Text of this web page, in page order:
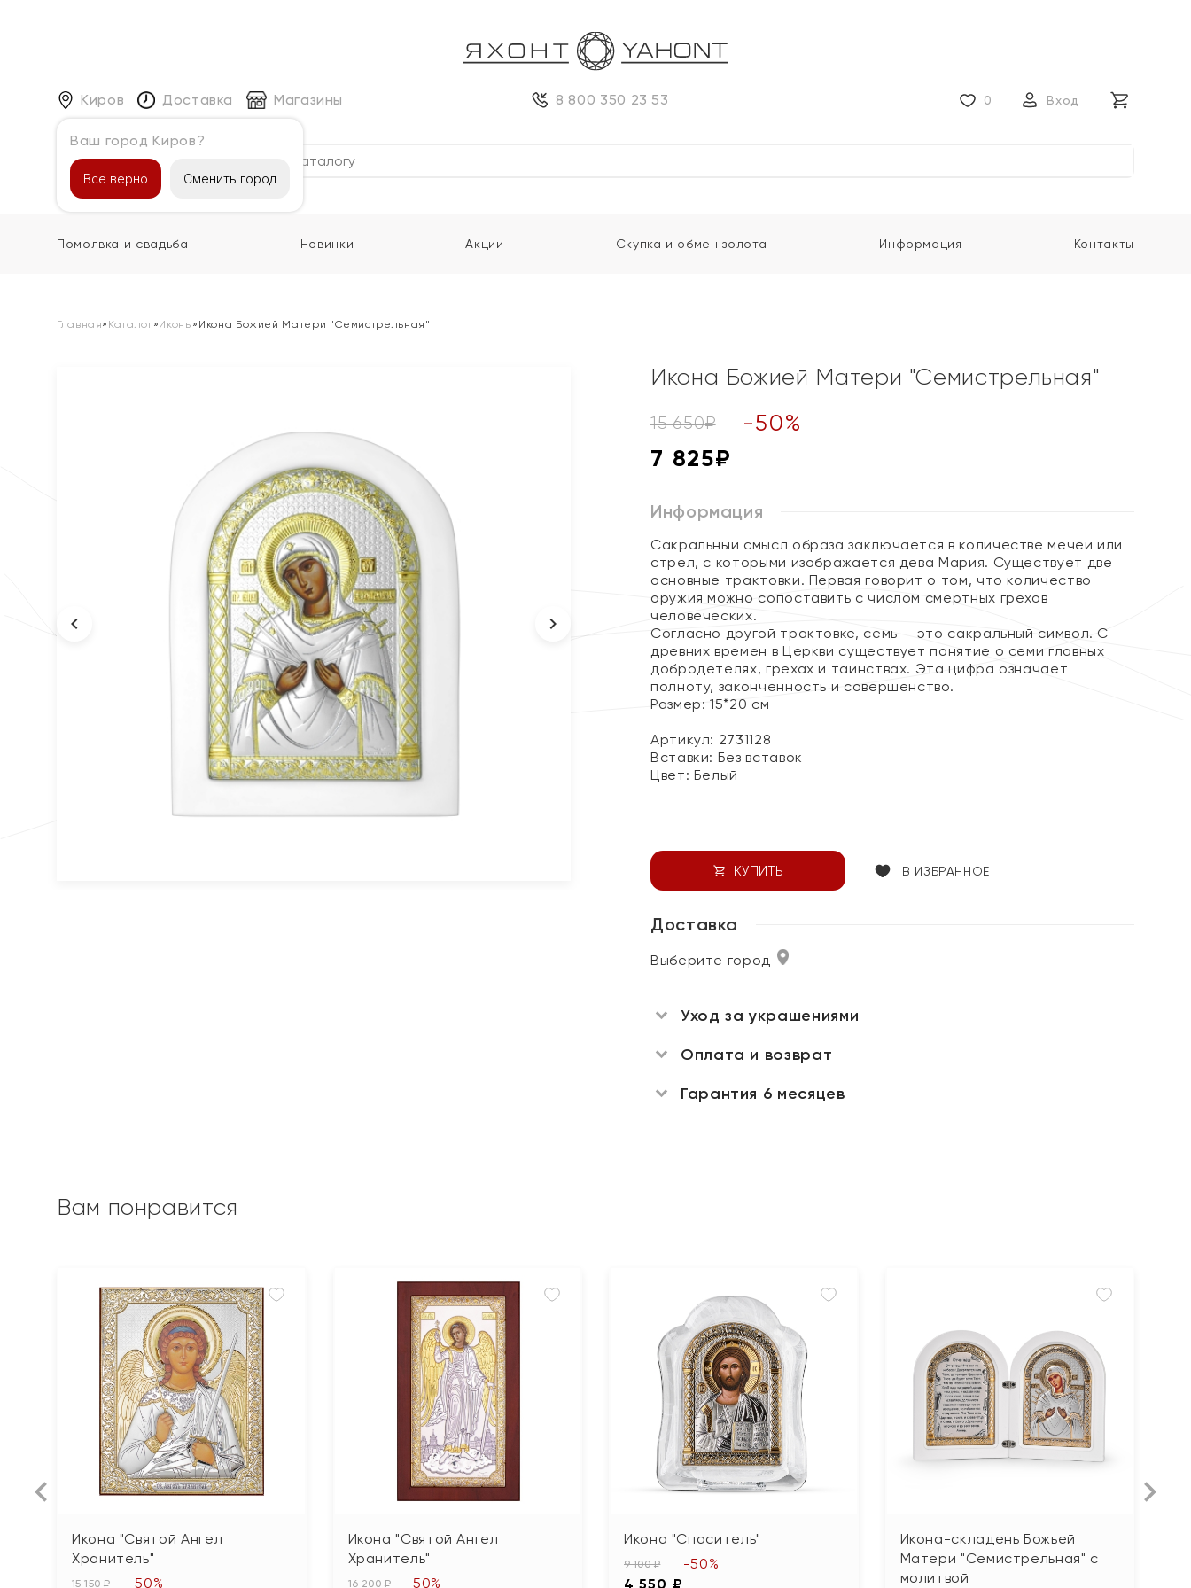
Киров
Ваш город Киров?
Все верно Сменить город
Доставка Магазины 8 800 350 23 53 0 Вход
Каталог
Помолвка и свадьба Новинки Акции Скупка и обмен золота Информация Контакты
Главная» Каталог»Иконы» Икона Божией Матери "Семистрельная"
Икона Божией Матери "Семистрельная"
15 650₽ -50%
7 825₽
Информация
Сакральный смысл образа заключается в количестве мечей или
стрел, с которыми изображается дева Мария. Существует две
основные трактовки. Первая говорит о том, что количество
оружия можно сопоставить с числом смертных грехов
человеческих.
Согласно другой трактовке, семь — это сакральный символ. С
древних времен в Церкви существует понятие о семи главных
добродетелях, грехах и таинствах. Эта цифра означает
полноту, законченность и совершенство.
Размер: 15*20 см
Артикул: 2731128
Вставки: Без вставок
Цвет: Белый
КУПИТЬ В ИЗБРАННОЕ
Доставка
Выберите город
Уход за украшениями
Оплата и возврат
Гарантия 6 месяцев
Вам понравится
Икона "Святой Ангел
Хранитель"
15 150 ₽ -50%
Икона "Святой Ангел
Хранитель"
16 200 ₽ -50%
Икона "Спаситель"
9 100 ₽
4 550 ₽
-50%
Икона-складень Божьей
Матери "Семистрельная" с
молитвой